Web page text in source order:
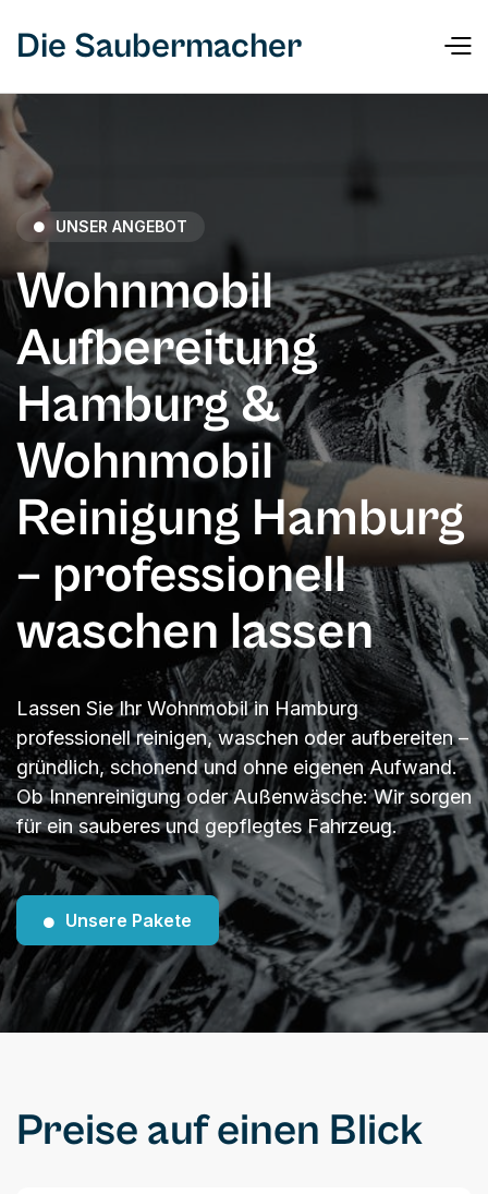
Die Saubermacher
 UNSER ANGEBOT
Wohnmobil
Aufbereitung
Hamburg &
Wohnmobil
Reinigung Hamburg
– professionell
waschen lassen
Lassen Sie Ihr Wohnmobil in Hamburg
professionell reinigen, waschen oder aufbereiten –
gründlich, schonend und ohne eigenen Aufwand.
Ob Innenreinigung oder Außenwäsche: Wir sorgen
für ein sauberes und gepflegtes Fahrzeug.
 Unsere Pakete
Preise auf einen Blick